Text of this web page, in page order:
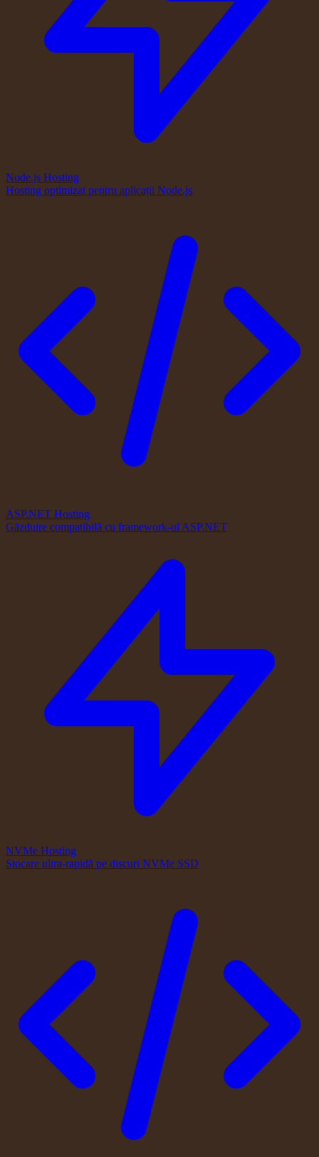
Node.js Hosting
Hosting optimizat pentru aplicații Node.js
ASP.NET Hosting
Găzduire compatibilă cu framework-ul ASP.NET
NVMe Hosting
Stocare ultra-rapidă pe discuri NVMe SSD